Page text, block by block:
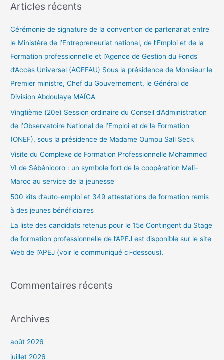
hArticles récents
Cérémonie de signature de la convention de partenariat entre
le Ministère de l’Entrepreneuriat national, de l’Emploi et de la
Formation professionnelle et l’Agence de Gestion du Fonds
d’Accès Universel (AGEFAU) Sous la présidence de Monsieur le
Premier ministre, Chef du Gouvernement, le Général de
Division Abdoulaye MAÏGA
Vingtième (20e) Session ordinaire du Conseil d’Administration
de l’Observatoire National de l’Emploi et de la Formation
(ONEF), sous la présidence de Madame Oumou Sall Seck
Visite du Complexe de Formation Professionnelle Mohammed
VI de Sébénicoro : un symbole fort de la coopération Mali–
Maroc au service de la jeunesse
500 kits d’auto-emploi et 349 attestations de formation remis
à des jeunes bénéficiaires
La liste des candidats retenus pour le 15e Contingent du Stage
de formation professionnelle de l’APEJ est disponible sur le site
Web de l’APEJ (voir le communiqué ci-dessous).
Commentaires récents
Archives
août 2026
juillet 2026